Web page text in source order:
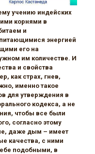
учению индейских
корнями в
и
энергией
его на
им количестве. И
и свойства
как страх, гнев,
именно такое
для утверждения в
кодекса, а не
чтобы все были
согласно этому
даже дым – имеет
качества, с ними
подобными, в